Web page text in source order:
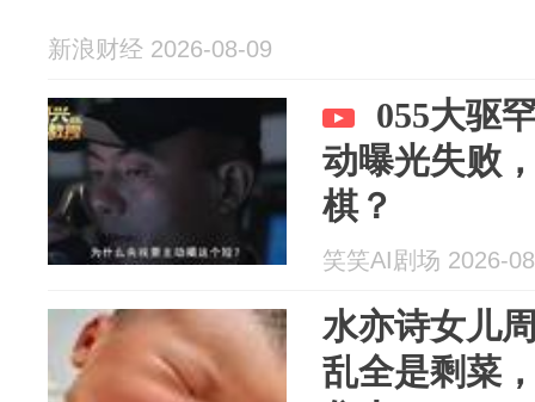
新浪财经 2026-08-09
055大驱
动曝光失败
棋？
笑笑AI剧场 2026-
水亦诗女儿
乱全是剩菜